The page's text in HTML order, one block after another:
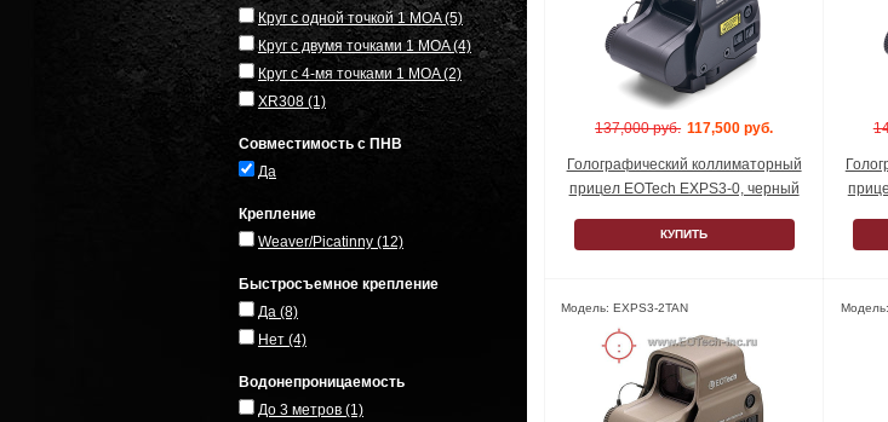
Круг с одной точкой 1 MOA(5)
Круг с двумя точками 1 MOA(4)
Круг с 4-мя точками 1 MOA(2)
XR308 (1)
Совместимость с ПНВ
Да
Крепление
Weaver/Picatinny (12)
Быстросъемное крепление
Да (8)
Нет (4)
Водонепроницаемость
До 3 метров (1)
137,000 руб. 117,500 руб.
Голографический коллиматорный
прицел EOTech EXPS3-0, черный
КУПИТЬ
Модель: EXPS3-2TAN